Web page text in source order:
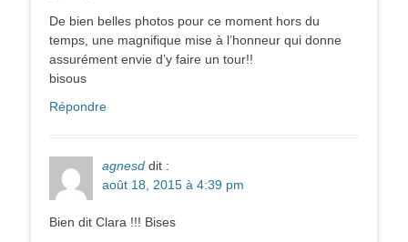
De bien belles photos pour ce moment hors du
temps, une magnifique mise à l’honneur qui donne
assurément envie d’y faire un tour!!
bisous
Répondre
agnesd dit :
août 18, 2015 à 4:39 pm
Bien dit Clara !!! Bises